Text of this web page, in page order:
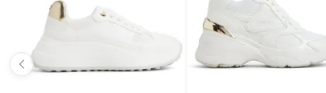
sellos.
Alimentos, bebidas, fórmulas y leches para bebés.
Productos hechos a medida.
Pinturas de color a pedido.